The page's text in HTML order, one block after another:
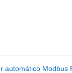
automático Modbus